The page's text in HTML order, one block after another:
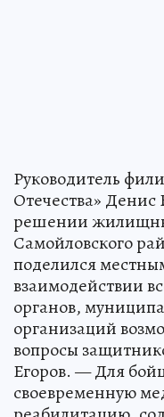
Руководитель
Отечества» Денис
решении
Самойловского
поделился
взаимодействии
органов,
организаций
вопросы
Егоров. — Для
своевременную